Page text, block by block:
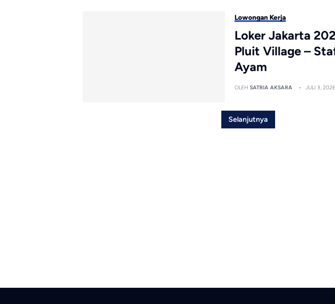
Lowongan Kerja
Loker Jakarta
Pluit Village –
Ayam
OLEHSATRIA AKSARA JULI 3, 2026
Selanjutnya